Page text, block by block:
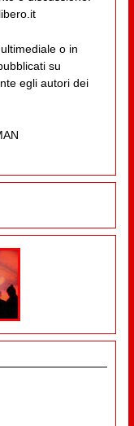
o in
su
egli autori dei